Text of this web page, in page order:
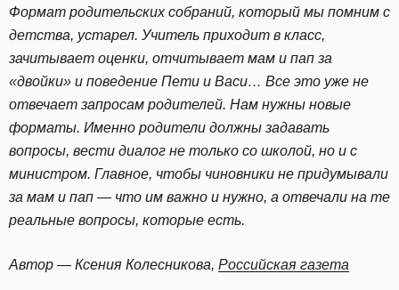
Формат родительских собраний, который мы помним с
детства, устарел. Учитель приходит в класс,
зачитывает оценки, отчитывает мам и пап за
«двойки» и поведение Пети и Васи… Все это уже не
отвечает запросам родителей. Нам нужны новые
форматы. Именно родители должны задавать
вопросы, вести диалог не только со школой, но и с
министром. Главное, чтобы чиновники не придумывали
за мам и пап — что им важно и нужно, а отвечали на те
реальные вопросы, которые есть.
Автор — Ксения Колесникова, Российская газета